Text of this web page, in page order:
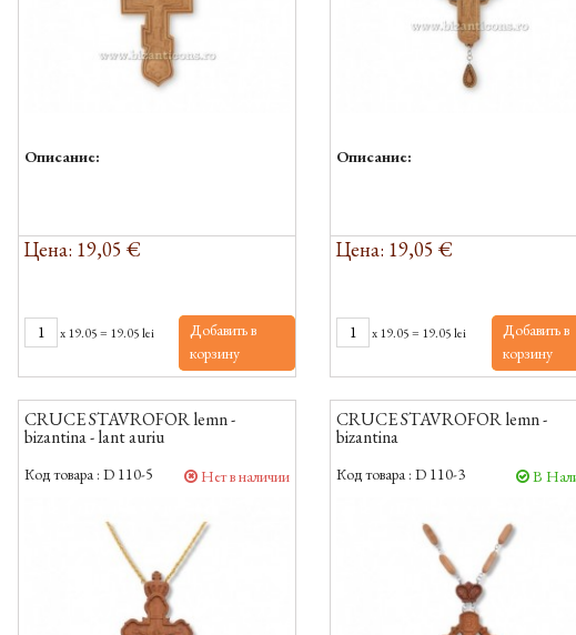
Описание:
Цена: 19,05 €
x19.05= 19.05 lei
Добавить в
корзину
Описание:
Цена: 19,05 €
x19.05= 19.05 lei
Добавить в
корзину
CRUCE STAVROFOR lemn -
bizantina - lant auriu
Код товара : D 110-5 Нет в наличии
CRUCE STAVROFOR lemn -
bizantina
Код товара : D 110-3 В